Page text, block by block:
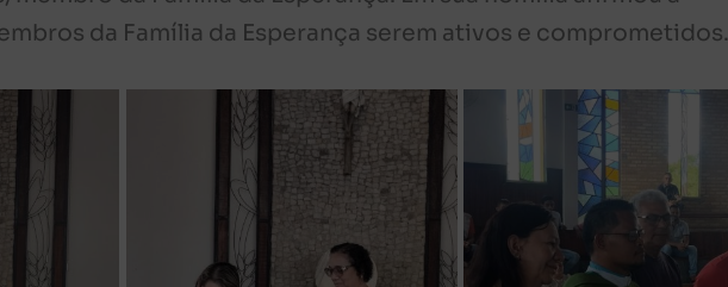
da Família da Esperança serem ativos e comprometidos.